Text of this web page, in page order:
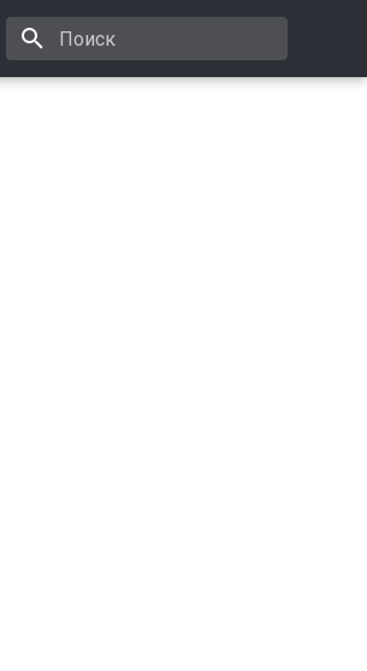
Инициализация поиска